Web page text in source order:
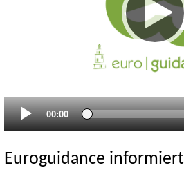
Aktueller
Zeitpunkt
00:00
Euroguidance informiert